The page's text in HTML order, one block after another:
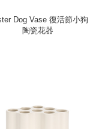
Dog Vase 復活節小狗
陶瓷花器